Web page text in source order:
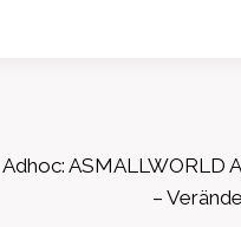
Adhoc: ASMALLWORLD
–